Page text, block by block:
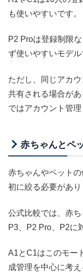
も使いやすいです。
P2 Proは登録制限
ず使いやすいモデル
ただし、同じアカ
共有される場合が
ではアカウント管理
赤ちゃんとペ
赤ちゃんやペット
初に絞る必要があり
公式比較では、赤
P3、P2 Pro、P2に
A1とC1はこのモー
成管理を中心に考え